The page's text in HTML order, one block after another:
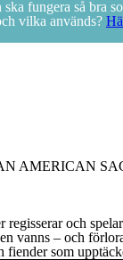
fungera så bra
vilka används?
AMERICAN
regisserar och
vanns – och
som